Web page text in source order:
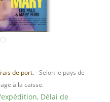
de port.- Selon le pays de
à la caisse.
Délai de